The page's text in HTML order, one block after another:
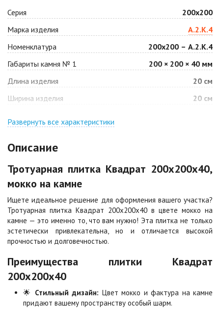
Антрацит
Цена по запросу
Арабская ночь
Цена по запросу
Барселона
Цена по запросу
Белая
Цена по запросу
Цена по запросу
Цена по запросу Цена по запросу
Каир
Цена по запросу
Кармен
Цена по запросу
Клинкер
Коричневая
Цена по запросу
Красная
Цена по запросу
Серия
200х200
Марка изделия
А.2.К.4
Номенклатура
200х200 – А.2.К.4
Габариты камня № 1
200 × 200 × 40 мм
Длина изделия
20 см
Ширина изделия
20 см
Развернуть все характеристики
Описание
Тротуарная плитка Квадрат 200х200х40,
мокко на камне
Ищете идеальное решение для оформления вашего участка?
Тротуарная плитка Квадрат 200х200х40 в цвете мокко на
камне — это именно то, что вам нужно! Эта плитка не только
эстетически привлекательна, но и отличается высокой
прочностью и долговечностью.
Преимущества плитки Квадрат
200х200х40
🌟 Стильный дизайн: Цвет мокко и фактура на камне
придают вашему пространству особый шарм.